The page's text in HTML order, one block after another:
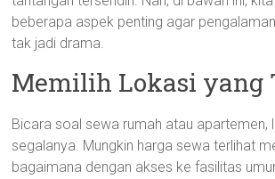
beberapa aspek penting agar
tak jadi drama.
Memilih Lokasi yang
Bicara soal sewa rumah atau apartemen,
segalanya. Mungkin harga sewa terlihat
bagaimana dengan akses ke fasilitas